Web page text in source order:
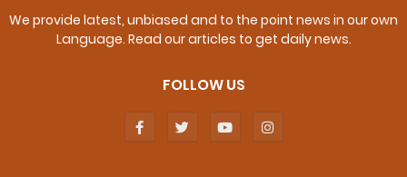
We provide latest, unbiased and to the point news in our own
Language. Read our articles to get daily news.
FOLLOW US